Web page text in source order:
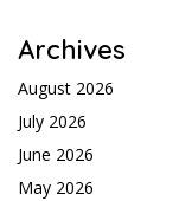
Archives
August 2026
July 2026
June 2026
May 2026